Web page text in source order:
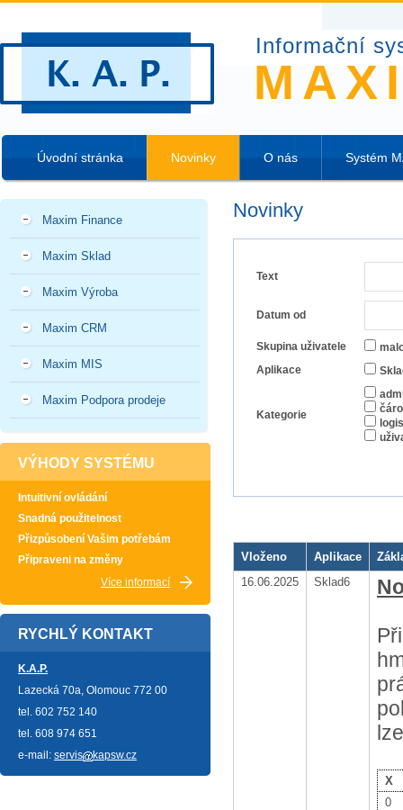
Informační
Úvodní stránka Novinky O nás Systém
Maxim Finance
Maxim Sklad
Maxim Výroba
Maxim CRM
Maxim MIS
Maxim Podpora prodeje
VÝHODY SYSTÉMU
Intuitivní ovládání
Snadná použitelnost
Přizpůsobení Vašim potřebám
Připraveni na změny
Více informací
RYCHLÝ KONTAKT
K.A.P.
Lazecká 70a, Olomouc 772 00
tel. 602 752 140
tel. 608 974 651
e-mail: servis kapsw.cz
Novinky
Text
Datum od
Skupina uživatele
Aplikace
Kategorie
Vloženo Aplikace
16.06.2025
Sklad6
X
0